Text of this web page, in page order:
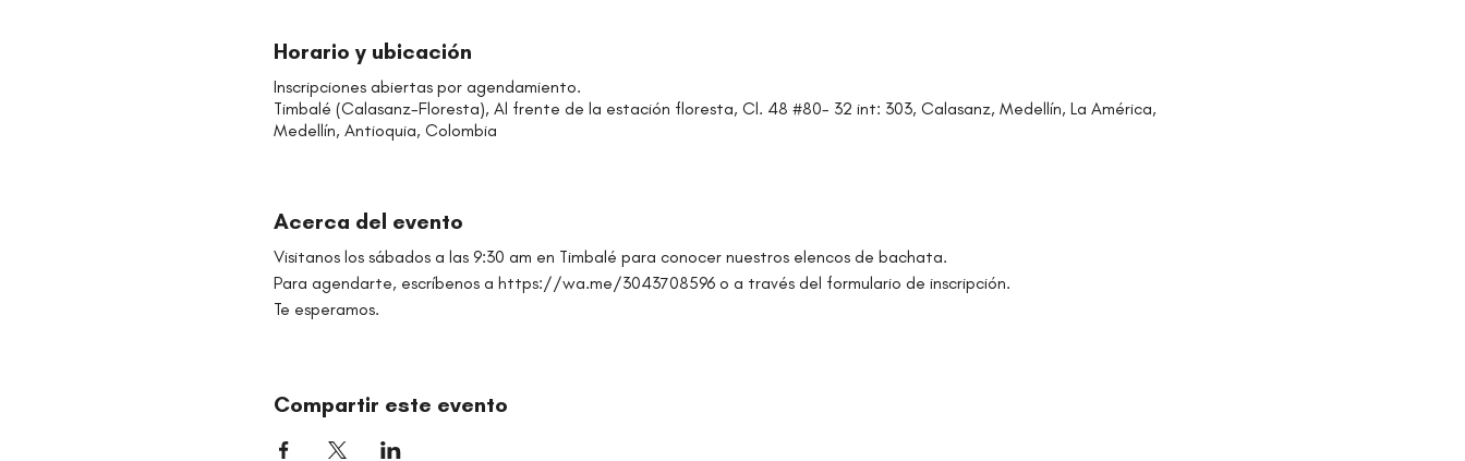
Horario y ubicación
Inscripciones abiertas por agendamiento.
Timbalé (Calasanz-Floresta), Al frente de la estación floresta, Cl. 48 #80- 32 int: 303, Calasanz, Medellín, La América,
Medellín, Antioquia, Colombia
Acerca del evento
Visitanos los sábados a las 9:30 am en Timbalé para conocer nuestros elencos de bachata.
Para agendarte, escríbenos a https://wa.me/3043708596 o a través del formulario de inscripción.
Te esperamos.
Compartir este evento